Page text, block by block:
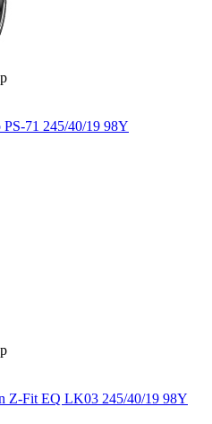
71 245/40/19 98Y
Z-Fit EQ LK03 245/40/19 98Y